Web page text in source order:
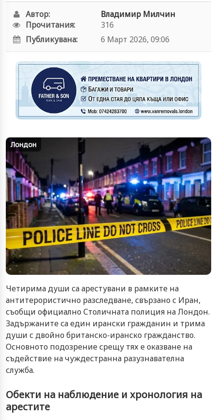
Автор:
Владимир Милчин
Прочитания:
316
Публикувана:
6 Март 2026, 09:06
Лондон
Четирима души са арестувани в рамките на
антитерористично разследване, свързано с Иран,
съобщи официално Столичната полиция на Лондон.
Задържаните са един ирански гражданин и трима
души с двойно британско-иранско гражданство.
Основното подозрение срещу тях е оказване на
съдействие на чуждестранна разузнавателна
служба.
Обекти на наблюдение и хронология на
арестите